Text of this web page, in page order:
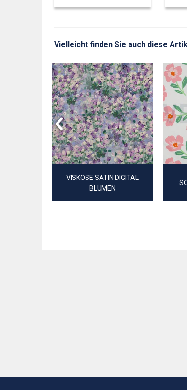
Vielleicht finden Sie auch diese
VISKOSE SATIN DIGITAL
BLUMEN